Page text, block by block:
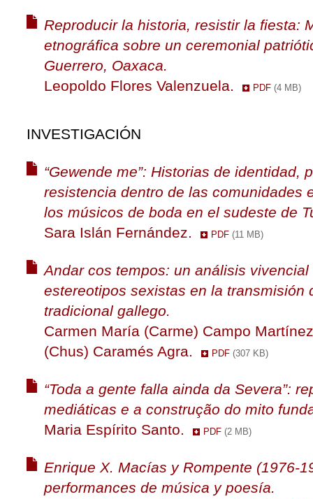
Reproducir la historia, resistir la fiesta:
etnográfica sobre un ceremonial
Guerrero, Oaxaca.
Leopoldo Flores Valenzuela.
PDF(4 MB)
INVESTIGACIÓN
“Gewende me”: Historias de identidad,
resistencia dentro de las comunidades
los músicos de boda en el sudeste de
Sara Islán Fernández.
PDF(11 MB)
Andar cos tempos: un análisis vivencial
estereotipos sexistas en la transmisión
tradicional gallego.
Carmen María (Carme) Campo
(Chus) Caramés Agra.
PDF(307 KB)
“Toda a gente falla ainda da Severa”:
mediáticas e a construção do mito
Maria Espírito Santo.
PDF(2 MB)
Enrique X. Macías y Rompente (1976-
performances de música y poesía.